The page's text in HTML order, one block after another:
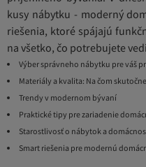
kusy nábytku - moderný
riešenia, ktoré spájajú
na všetko, čo potrebujete
Výber správneho nábytku pre váš
Materiály a kvalita: Na čom
Trendy v modernom bývaní
Praktické tipy pre zariadenie
Starostlivosť o nábytok a
Smart riešenia pre modernú